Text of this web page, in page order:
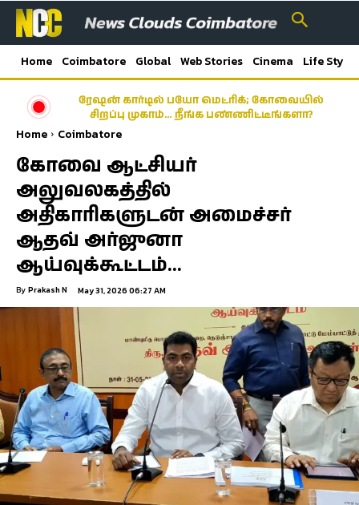
Home Coimbatore Global Web Stories Cinema Life Style
ரேஷன் கார்டில் பயோ மெட்ரிக்; கோவையில்
சிறப்பு முகாம்… நீங்க பண்ணிட்டீங்களா?
Home Coimbatore
கோவை ஆட்சியர்
அலுவலகத்தில்
அதிகாரிகளுடன் அமைச்சர்
ஆதவ் அர்ஜுனா
ஆய்வுக்கூட்டம்…
By Prakash N May 31, 2026 06:27 AM